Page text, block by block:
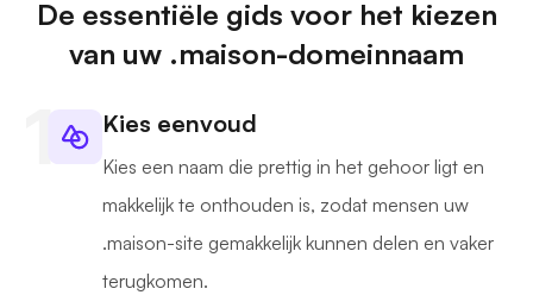
De essentiële gids voor het kiezen
van uw .maison-domeinnaam
Kies eenvoud
Kies een naam die prettig in het gehoor ligt en
makkelijk te onthouden is, zodat mensen uw
.maison-site gemakkelijk kunnen delen en vaker
terugkomen.